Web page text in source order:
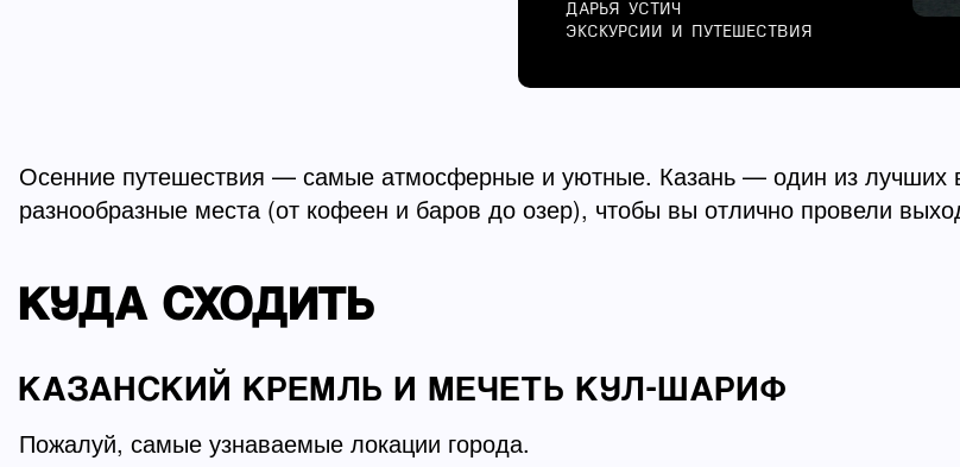
ДАРЬЯ УСТИЧ
ЭКСКУРСИИ И ПУТЕШЕСТВИЯ
Осенние путешествия — самые атмосферные и уютные. Казань — один из лучших
разнообразные места (от кофеен и баров до озер), чтобы вы отлично провели
КУДА СХОДИТЬ
КАЗАНСКИЙ КРЕМЛЬ И МЕЧЕТЬ КУЛ-ШАРИФ
Пожалуй, самые узнаваемые локации города.